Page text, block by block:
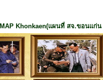
MAP Khonkaen(แผนที่ สจ.ขอนแก่น